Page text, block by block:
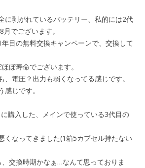
に剥がれているバッテリー、私的には2代
でございます。
目の無料交換キャンペーンで、交換して
ぼ寿命でございます。
電圧？出力も弱くなってる感じです。
じです。
購入した、メインで使っている3代目の
くなってきました(1箱5カプセル持たない
交換時期かなぁ…なんて思っておりま